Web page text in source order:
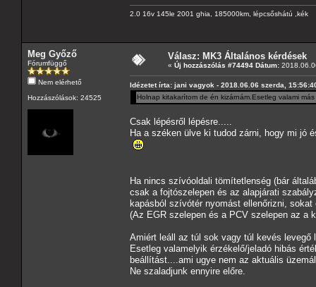
2.0 16v 145le 2001 ghia, 185000km, lépcsőshátú ,kék
Meg Győző
Fórumfüggő
Nem elérhető
Hozzászólások: 24525
Válasz: MK3 Általános kérdések
« Új hozzászólás #74494 Dátum:
Idézetet írta: jani vagyok - 2018.06.06 szerda,
Holnap kitakarítom de én kizárnám.Esetleg valami
Csak lépésről lépésre.....
Ha a széken ülve ki tudod zárni, hogy mi jó
Ha nincs szívóoldali tömítetlenség (bár
csak a fojtószelepen és az alapjárati
kapásból szívótér nyomást ellenőrizni, sokat
(Az EGR szelepen és a PCV szelepen az a
Amiért leáll az túl sok vagy túl kevés levegő
Esetleg valamelyik érzékelő/jeladó hibás
beállítást....ami ugye nem az aktuális
Ne szaladjunk ennyire előre.